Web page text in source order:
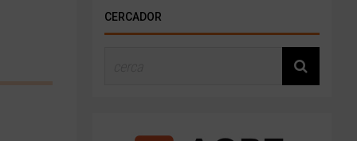
CERCADOR